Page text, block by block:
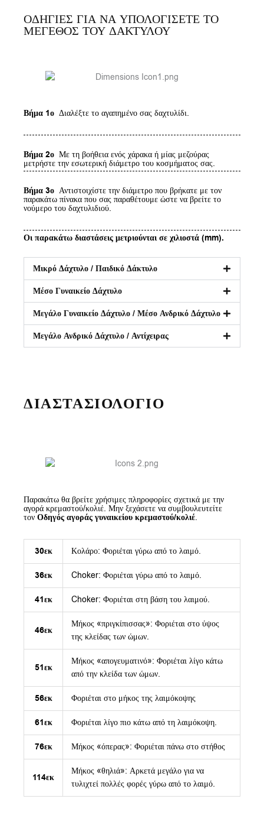
ΟΔΗΓΙΕΣ ΓΙΑ ΝΑ ΥΠΟΛΟΓΙΣΕΤΕ ΤΟ
ΜΕΓΕΘΟΣ ΤΟΥ ΔΑΚΤΥΛΟΥ
Βήμα 1ο Διαλέξτε το αγαπημένο σας δαχτυλίδι.
Βήμα 2ο Με τη βοήθεια ενός χάρακα ή μίας μεζούρας
μετρήστε την εσωτερική διάμετρο του κοσμήματος σας.
Βήμα 3ο Αντιστοιχίστε την διάμετρο που βρήκατε με τον
παρακάτω πίνακα που σας παραθέτουμε ώστε να βρείτε το
νούμερο του δαχτυλιδιού.
Οι παρακάτω διαστάσεις μετριούνται σε χιλιοστά (mm).
Μικρό Δάχτυλο / Παιδικό Δάκτυλο
Μέσο Γυναικείο Δάχτυλο
Μεγάλο Γυναικείο Δάχτυλο / Μέσο Ανδρικό Δάχτυλο
Μεγάλο Ανδρικό Δάχτυλο / Αντίχειρας
ΔΙΑΣΤΑΣΙΟΛΟΓΙΟ
Παρακάτω θα βρείτε χρήσιμες πληροφορίες σχετικά με την
αγορά κρεμαστού/κολιέ. Μην ξεχάσετε να συμβουλευτείτε
τον Οδηγός αγοράς γυναικείου κρεμαστού/κολιέ.
30εκ Κολάρο: Φοριέται γύρω από το λαιμό.
36εκ Choker: Φοριέται γύρω από το λαιμό.
41εκ Choker: Φοριέται στη βάση του λαιμού.
46εκ
Μήκος «πριγκίπισσας»: Φοριέται στο ύψος
της κλείδας των ώμων.
51εκ
Μήκος «απογευματινό»: Φοριέται λίγο κάτω
από την κλείδα των ώμων.
56εκ Φοριέται στο μήκος της λαιμόκοψης
61εκ Φοριέται λίγο πιο κάτω από τη λαιμόκοψη.
76εκ Μήκος «όπερας»: Φοριέται πάνω στο στήθος
114εκ
Μήκος «θηλιά»: Αρκετά μεγάλο για να
τυλιχτεί πολλές φορές γύρω από το λαιμό.